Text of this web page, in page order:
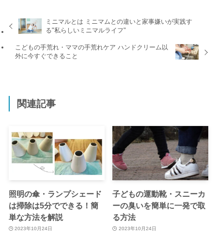
ミニマルとは ミニマムとの違いと家事嫌いが実践す
る"私らしいミニマルライフ"
こどもの手荒れ・ママの手荒れケア ハンドクリーム以
外に今すぐできること
関連記事
照明の傘・ランプシェード
は掃除は5分でできる！簡
単な方法を解説
2023年10月24日
子どもの運動靴・スニーカ
ーの臭いを簡単に一発で取
る方法
2023年10月24日